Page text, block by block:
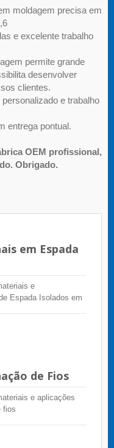
moldagem precisa em
e excelente trabalho
permite grande
desenvolver
clientes.
e trabalho
entrega pontual.
OEM profissional,
Obrigado.
em Espada
e
Espada Isolados em
de Fios
e aplicações
fios